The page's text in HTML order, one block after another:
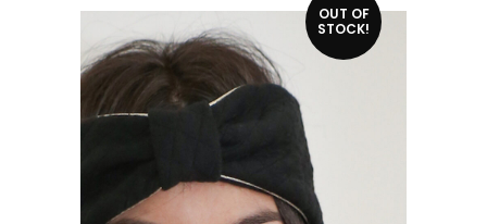
OUT OF
STOCK!
Ce produit a plusieurs variations. Les options peuvent être choisies sur la page du produit